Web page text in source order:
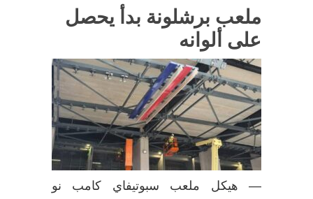
ملعب برشلونة بدأ يحصل
على ألوانه
— هيكل ملعب سبوتيفاي كامب نو